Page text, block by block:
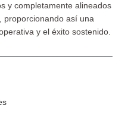
y completamente alineados
proporcionando así una
y el éxito sostenido.